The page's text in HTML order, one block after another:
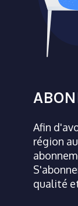
Afin
région
qualité